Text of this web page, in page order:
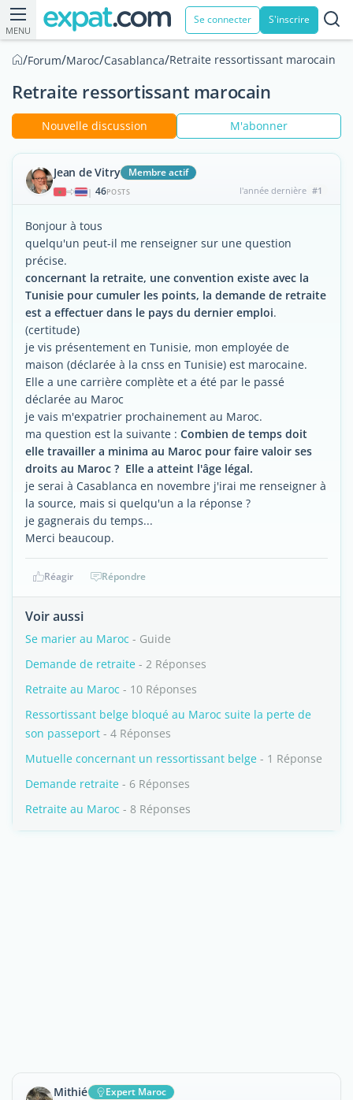
MENU
Se connecter S'inscrire
/Forum/Maroc/Casablanca/Retraite ressortissant marocain
Retraite ressortissant marocain
Nouvelle discussion M'abonner
Jean de Vitry Membre actif
| 46POSTS l'année dernière #1
Bonjour à tous
quelqu'un peut-il me renseigner sur une question
précise.
concernant la retraite, une convention existe avec la
Tunisie pour cumuler les points, la demande de retraite
est a effectuer dans le pays du dernier emploi.
(certitude)
je vis présentement en Tunisie, mon employée de
maison (déclarée à la cnss en Tunisie) est marocaine.
Elle a une carrière complète et a été par le passé
déclarée au Maroc
je vais m'expatrier prochainement au Maroc.
ma question est la suivante : Combien de temps doit
elle travailler a minima au Maroc pour faire valoir ses
droits au Maroc ? Elle a atteint l'âge légal.
je serai à Casablanca en novembre j'irai me renseigner à
la source, mais si quelqu'un a la réponse ?
je gagnerais du temps...
Merci beaucoup.
Réagir Répondre
Voir aussi
Se marier au Maroc - Guide
Demande de retraite - 2 Réponses
Retraite au Maroc - 10 Réponses
Ressortissant belge bloqué au Maroc suite la perte de
son passeport - 4 Réponses
Mutuelle concernant un ressortissant belge - 1 Réponse
Demande retraite - 6 Réponses
Retraite au Maroc - 8 Réponses
Mithié Expert Maroc